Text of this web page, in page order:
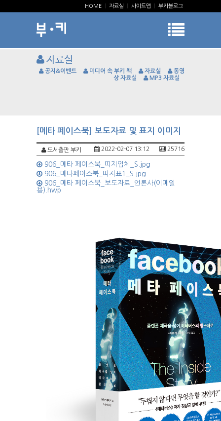
HOME 자료실 사이트맵 부키블로그
자료실
공지&이벤트 미디어 속 부키 책 자료실
동영
상 자료실
MP3 자료실
[메타 페이스북] 보도자료 및 표지 이미지
도서출판 부키 25716
2022-02-07 13:12
906_메타 페이스북_띠지입체_S.jpg
906_메타페이스북_띠지표1_S.jpg
906_메타 페이스북_보도자료_언론사(이메일
용).hwp